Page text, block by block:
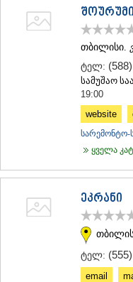
ᲢᲧᲘᲑᲣᲚᲘ
ᲥᲣᲗᲐᲘᲡᲘ
ᲚᲐᲒᲝᲓᲔᲮᲘ
ᲡᲘᲦᲜᲐᲦᲘ
ᲧᲕᲐᲠᲔᲚᲘ
ᲛᲪᲮᲔᲗᲐ–ᲛᲗᲘᲐᲜᲔᲗᲘ
შოურუმი
თბილისი.
ტელ:
სამუშაო
19:00
website
სარემონტო-
ყველა
ეკრანი
ტელ:
email